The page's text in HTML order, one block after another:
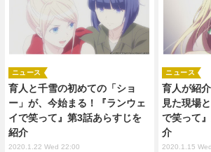
育人と千雪の初めての「ショ
ー」が、今始まる！『ランウェ
イで笑って』第3話あらすじを
紹介
ニュース
2020.1.22 Wed 22:00
育人が紹
見た現場
で笑って
介
ニュース
2020.1.15